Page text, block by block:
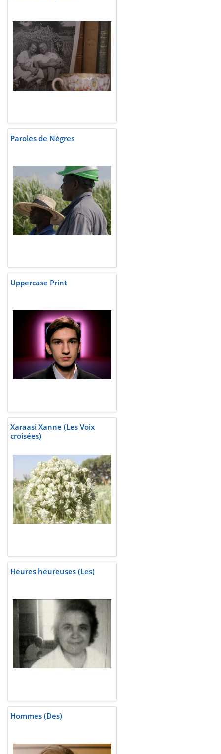
Paroles de Nègres
Uppercase Print
Xaraasi Xanne (Les Voix
croisées)
Heures heureuses (Les)
Hommes (Des)